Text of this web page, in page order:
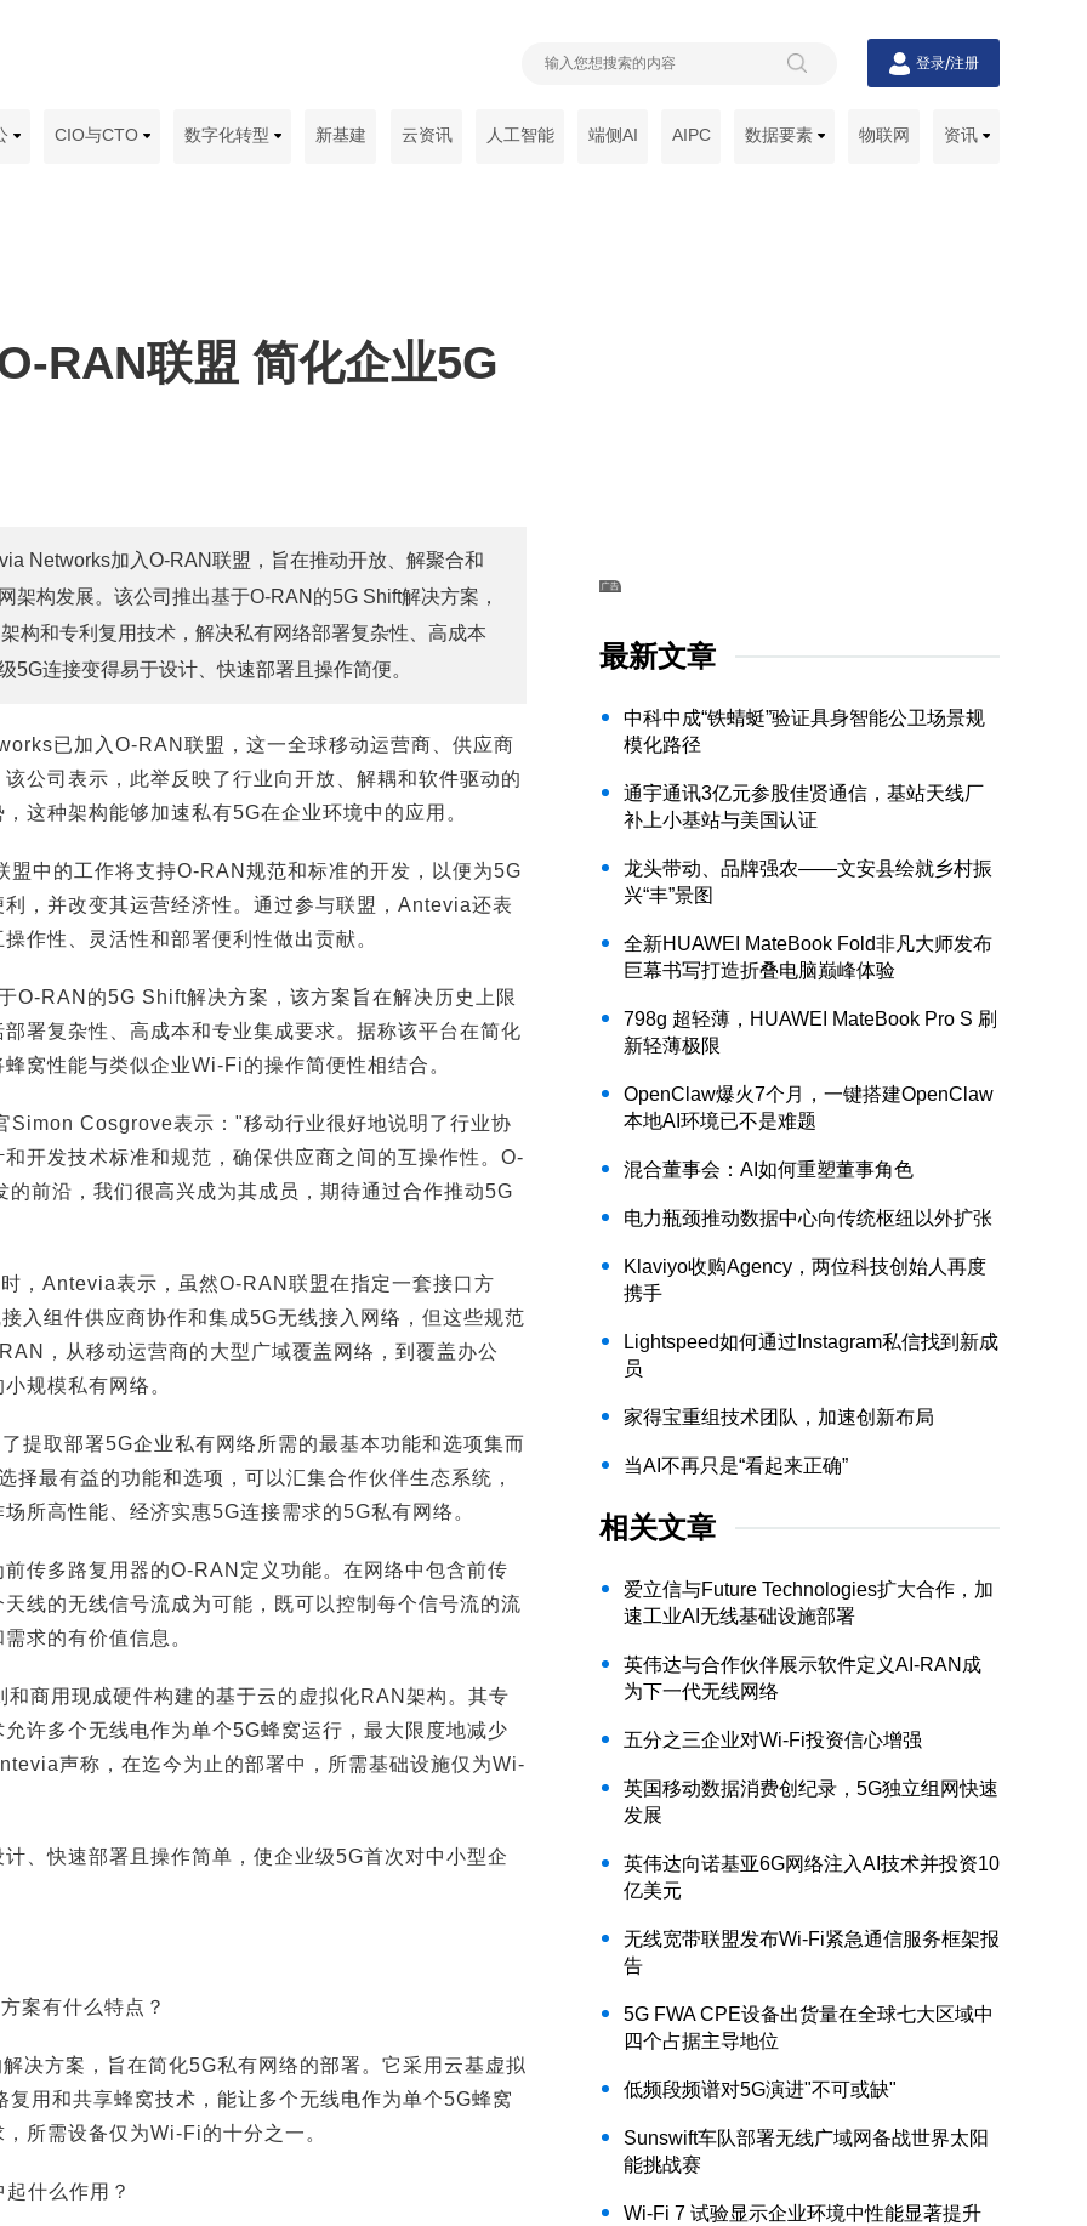
登录/注册
CIO与CTO 数字化转型 新基建 云资讯 人工智能 端侧AI AIPC 数据要素 物联网 资讯
RAN联盟 简化企业5G
Networks加入O-RAN联盟，旨在推动开放、解聚合和
架构发展。该公司推出基于O-RAN的5G Shift解决方案，
构和专利复用技术，解决私有网络部署复杂性、高成本
5G连接变得易于设计、快速部署且操作简便。
已加入O-RAN联盟，这一全球移动运营商、供应商
公司表示，此举反映了行业向开放、解耦和软件驱动的
这种架构能够加速私有5G在企业环境中的应用。
中的工作将支持O-RAN规范和标准的开发，以便为5G
，并改变其运营经济性。通过参与联盟，Antevia还表
作性、灵活性和部署便利性做出贡献。
O-RAN的5G Shift解决方案，该方案旨在解决历史上限
署复杂性、高成本和专业集成要求。据称该平台在简化
窝性能与类似企业Wi-Fi的操作简便性相结合。
Cosgrove表示："移动行业很好地说明了行业协
开发技术标准和规范，确保供应商之间的互操作性。O-
前沿，我们很高兴成为其成员，期待通过合作推动5G
，Antevia表示，虽然O-RAN联盟在指定一套接口方
入组件供应商协作和集成5G无线接入网络，但这些规范
，从移动运营商的大型广域覆盖网络，到覆盖办公
规模私有网络。
提取部署5G企业私有网络所需的最基本功能和选项集而
择最有益的功能和选项，可以汇集合作伙伴生态系统，
所高性能、经济实惠5G连接需求的5G私有网络。
传多路复用器的O-RAN定义功能。在网络中包含前传
线的无线信号流成为可能，既可以控制每个信号流的流
求的有价值信息。
商用现成硬件构建的基于云的虚拟化RAN架构。其专
许多个无线电作为单个5G蜂窝运行，最大限度地减少
声称，在迄今为止的部署中，所需基础设施仅为Wi-
、快速部署且操作简单，使企业级5G首次对中小型企
案有什么特点？
决方案，旨在简化5G私有网络的部署。它采用云基虚拟
用和共享蜂窝技术，能让多个无线电作为单个5G蜂窝
所需设备仅为Wi-Fi的十分之一。
什么作用？
最新文章
中科中成“铁蜻蜓”验证具身智能公卫场景规
模化路径
通宇通讯3亿元参股佳贤通信，基站天线厂
补上小基站与美国认证
龙头带动、品牌强农——文安县绘就乡村振
兴“丰”景图
全新HUAWEI MateBook Fold非凡大师发布
巨幕书写打造折叠电脑巅峰体验
798g 超轻薄，HUAWEI MateBook Pro S 刷
新轻薄极限
OpenClaw爆火7个月，一键搭建OpenClaw
本地AI环境已不是难题
混合董事会：AI如何重塑董事角色
电力瓶颈推动数据中心向传统枢纽以外扩张
Klaviyo收购Agency，两位科技创始人再度
携手
Lightspeed如何通过Instagram私信找到新成
员
家得宝重组技术团队，加速创新布局
当AI不再只是“看起来正确”
相关文章
爱立信与Future Technologies扩大合作，加
速工业AI无线基础设施部署
英伟达与合作伙伴展示软件定义AI-RAN成
为下一代无线网络
五分之三企业对Wi-Fi投资信心增强
英国移动数据消费创纪录，5G独立组网快速
发展
英伟达向诺基亚6G网络注入AI技术并投资10
亿美元
无线宽带联盟发布Wi-Fi紧急通信服务框架报
告
5G FWA CPE设备出货量在全球七大区域中
四个占据主导地位
低频段频谱对5G演进"不可或缺"
Sunswift车队部署无线广域网备战世界太阳
能挑战赛
Wi-Fi 7 试验显示企业环境中性能显著提升